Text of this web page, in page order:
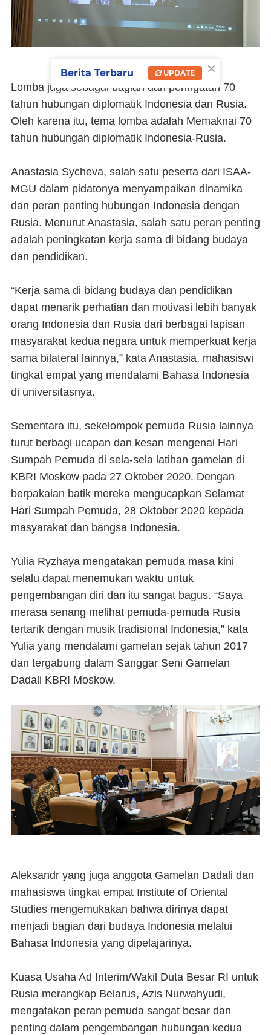
Lomba juga sebagai bagian dari peringatan 70
tahun hubungan diplomatik Indonesia dan Rusia.
Oleh karena itu, tema lomba adalah Memaknai 70
tahun hubungan diplomatik Indonesia-Rusia.
Anastasia Sycheva, salah satu peserta dari ISAA-
MGU dalam pidatonya menyampaikan dinamika
dan peran penting hubungan Indonesia dengan
Rusia. Menurut Anastasia, salah satu peran penting
adalah peningkatan kerja sama di bidang budaya
dan pendidikan.
“Kerja sama di bidang budaya dan pendidikan
dapat menarik perhatian dan motivasi lebih banyak
orang Indonesia dan Rusia dari berbagai lapisan
masyarakat kedua negara untuk memperkuat kerja
sama bilateral lainnya,” kata Anastasia, mahasiswi
tingkat empat yang mendalami Bahasa Indonesia
di universitasnya.
Sementara itu, sekelompok pemuda Rusia lainnya
turut berbagi ucapan dan kesan mengenai Hari
Sumpah Pemuda di sela-sela latihan gamelan di
KBRI Moskow pada 27 Oktober 2020. Dengan
berpakaian batik mereka mengucapkan Selamat
Hari Sumpah Pemuda, 28 Oktober 2020 kepada
masyarakat dan bangsa Indonesia.
Yulia Ryzhaya mengatakan pemuda masa kini
selalu dapat menemukan waktu untuk
pengembangan diri dan itu sangat bagus. “Saya
merasa senang melihat pemuda-pemuda Rusia
tertarik dengan musik tradisional Indonesia,” kata
Yulia yang mendalami gamelan sejak tahun 2017
dan tergabung dalam Sanggar Seni Gamelan
Dadali KBRI Moskow.
Aleksandr yang juga anggota Gamelan Dadali dan
mahasiswa tingkat empat Institute of Oriental
Studies mengemukakan bahwa dirinya dapat
menjadi bagian dari budaya Indonesia melalui
Bahasa Indonesia yang dipelajarinya.
Kuasa Usaha Ad Interim/Wakil Duta Besar RI untuk
Rusia merangkap Belarus, Azis Nurwahyudi,
mengatakan peran pemuda sangat besar dan
penting dalam pengembangan hubungan kedua
×
Berita Terbaru UPDATE